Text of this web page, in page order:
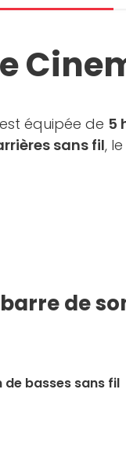
est équipée de 5
sans fil,
de
basses sans fil